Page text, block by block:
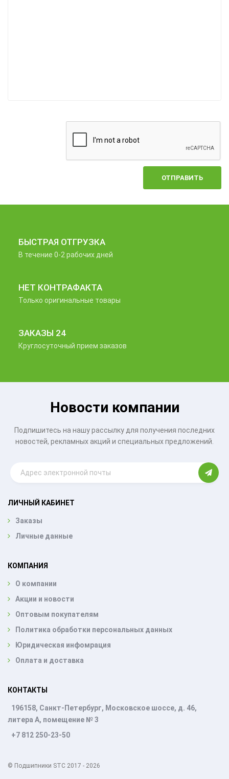
ОТПРАВИТЬ
БЫСТРАЯ ОТГРУЗКА
В течение 0-2 рабочих дней
НЕТ КОНТРАФАКТА
Только оригинальные товары
ЗАКАЗЫ 24
Круглосуточный прием заказов
Новости компании
Подпишитесь на нашу рассылку для получения последних
новостей, рекламных акций и специальных предложений.
ЛИЧНЫЙ КАБИНЕТ
Заказы
Личные данные
КОМПАНИЯ
О компании
Акции и новости
Оптовым покупателям
Политика обработки персональных данных
Юридическая инфомрация
Оплата и доставка
КОНТАКТЫ
196158, Санкт-Петербург, Московское шоссе, д. 46,
литера А, помещение № 3
+7 812 250-23-50
© Подшипники STC 2017 - 2026